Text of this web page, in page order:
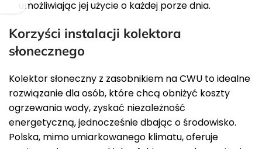
umożliwiając jej użycie o każdej porze dnia.
Korzyści instalacji kolektora
słonecznego
Kolektor słoneczny z zasobnikiem na CWU to idealne
rozwiązanie dla osób, które chcą obniżyć koszty
ogrzewania wody, zyskać niezależność
energetyczną, jednocześnie dbając o środowisko.
Polska, mimo umiarkowanego klimatu, oferuje